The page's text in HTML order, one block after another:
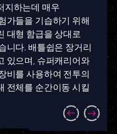
지하는데 매우
가들을 기습하기 위해
대형 함급을 상대로
니다. 배틀쉽은 장거리
있으며, 슈퍼캐리어와
비를 사용하여 전투의
전체를 순간이동 시킬